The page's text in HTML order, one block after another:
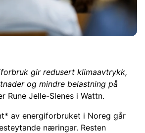
gir redusert klimaavtrykk,
og mindre belastning på
Rune Jelle-Slenes i Wattn.
av energiforbruket i Noreg går
næringar. Resten